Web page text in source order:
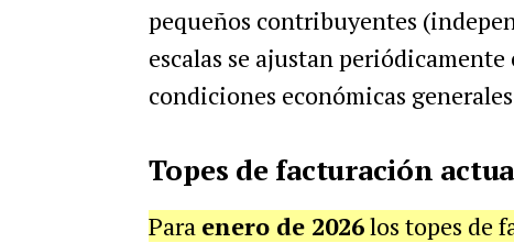
pequeños contribuyentes
escalas se ajustan
condiciones económicas
Topes de facturación
Para enero de 2026los topes de